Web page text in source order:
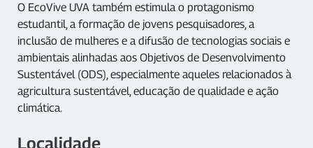
O EcoVive UVA também estimula o protagonismo
estudantil, a formação de jovens pesquisadores, a
inclusão de mulheres e a difusão de tecnologias sociais e
ambientais alinhadas aos Objetivos de Desenvolvimento
Sustentável (ODS), especialmente aqueles relacionados à
agricultura sustentável, educação de qualidade e ação
climática.
Localidade